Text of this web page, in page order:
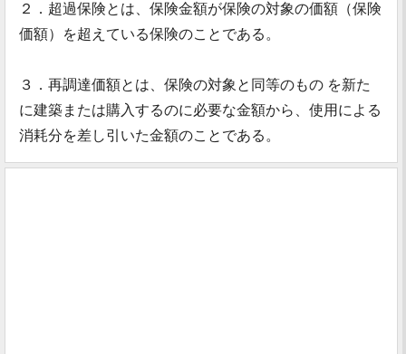
２．超過保険とは、保険金額が保険の対象の価額（保険
価額）を超えている保険のことである。
３．再調達価額とは、保険の対象と同等のもの を新た
に建築または購入するのに必要な金額から、使用による
消耗分を差し引いた金額のことである。